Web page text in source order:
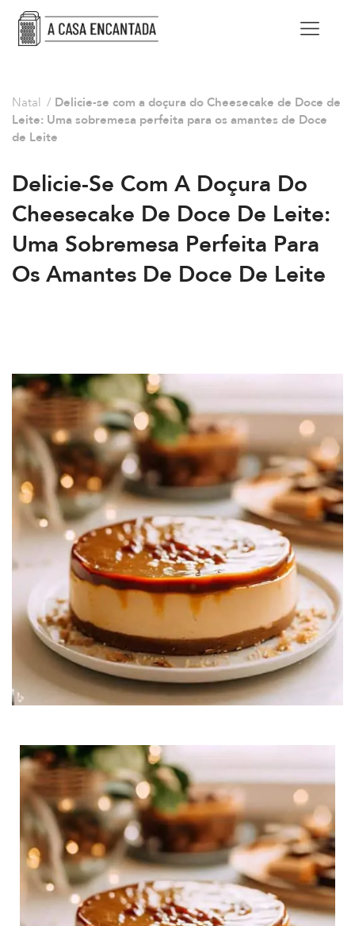
Natal / Delicie-se com a doçura do Cheesecake de Doce de
Leite: Uma sobremesa perfeita para os amantes de Doce
de Leite
Delicie-Se Com A Doçura Do
Cheesecake De Doce De Leite:
Uma Sobremesa Perfeita Para
Os Amantes De Doce De Leite